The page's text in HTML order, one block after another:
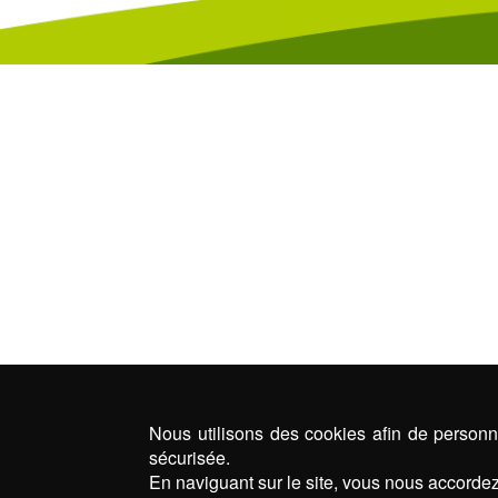
Nous utilisons des cookies afin de
sécurisée.
En naviguant sur le site, vous nous